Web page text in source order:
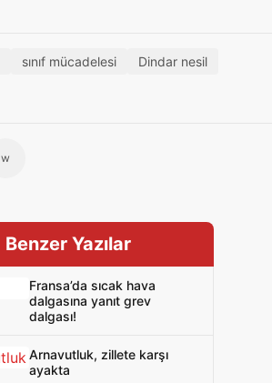
sınıf mücadelesi
Dindar nesil
w
Benzer Yazılar
Fransa’da sıcak hava
dalgasına yanıt grev
dalgası!
Arnavutluk, zillete karşı
ayakta